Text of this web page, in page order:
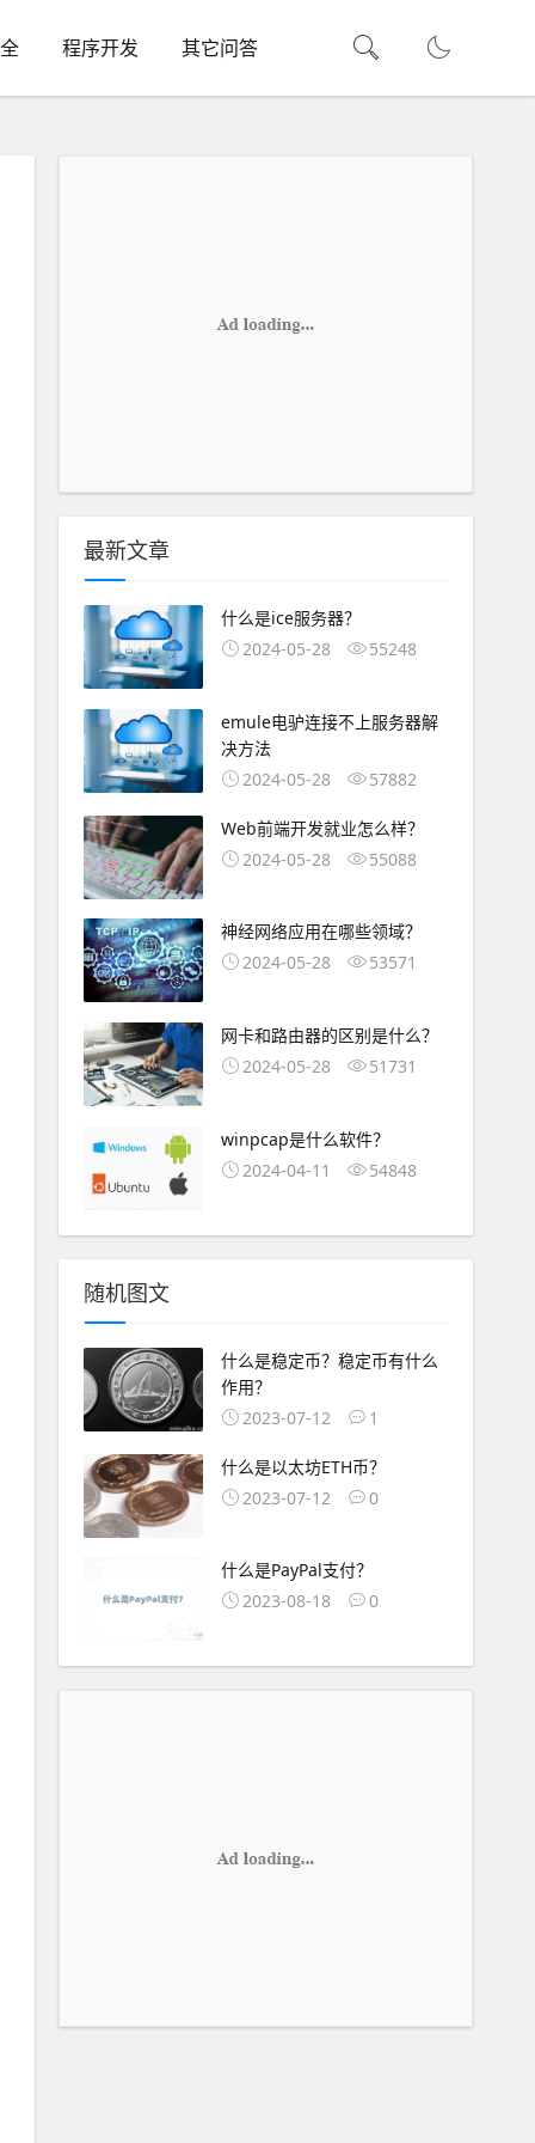
程序开发 其它问答
最新文章
什么是ice服务器？
2024-05-28
55248
emule电驴连接不上服务器解
决方法
2024-05-28
57882
Web前端开发就业怎么样？
2024-05-28
55088
神经网络应用在哪些领域？
2024-05-28
53571
网卡和路由器的区别是什么？
2024-05-28
51731
winpcap是什么软件？
2024-04-11
54848
随机图文
什么是稳定币？稳定币有什么
作用？
2023-07-12
1
什么是以太坊ETH币？
2023-07-12
0
什么是PayPal支付？
2023-08-18
0